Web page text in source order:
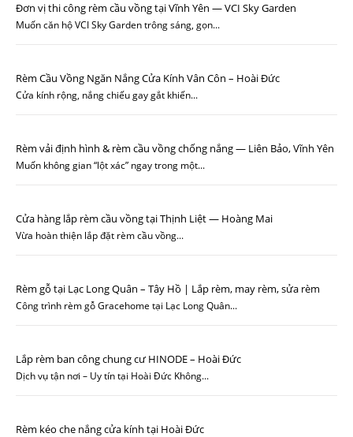
Đơn vị thi công rèm cầu vồng tại Vĩnh Yên — VCI Sky Garden
Muốn căn hộ VCI Sky Garden trông sáng, gọn...
Rèm Cầu Vồng Ngăn Nắng Cửa Kính Vân Côn – Hoài Đức
Cửa kính rộng, nắng chiếu gay gắt khiến...
Rèm vải định hình & rèm cầu vồng chống nắng — Liên Bảo, Vĩnh Yên
Muốn không gian “lột xác” ngay trong một...
Cửa hàng lắp rèm cầu vồng tại Thịnh Liệt — Hoàng Mai
Vừa hoàn thiện lắp đặt rèm cầu vồng...
Rèm gỗ tại Lạc Long Quân – Tây Hồ | Lắp rèm, may rèm, sửa rèm
Công trình rèm gỗ Gracehome tại Lạc Long Quân...
Lắp rèm ban công chung cư HINODE – Hoài Đức
Dịch vụ tận nơi – Uy tín tại Hoài Đức Không...
Rèm kéo che nắng cửa kính tại Hoài Đức